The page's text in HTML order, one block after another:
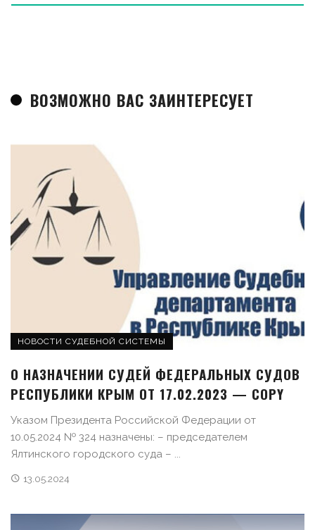
ВОЗМОЖНО ВАС ЗАИНТЕРЕСУЕТ
НОВОСТИ СУДЕБНОЙ СИСТЕМЫ
О НАЗНАЧЕНИИ СУДЕЙ ФЕДЕРАЛЬНЫХ СУДОВ
РЕСПУБЛИКИ КРЫМ ОТ 17.02.2023 — COPY
Указом Президента Российской Федерации от
10.05.2024 № 324 назначены: – председателем
Ялтинского городского суда – ...
13.05.2024